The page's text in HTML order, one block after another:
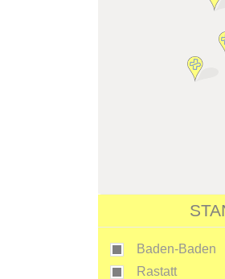
Baden-Baden
Rastatt